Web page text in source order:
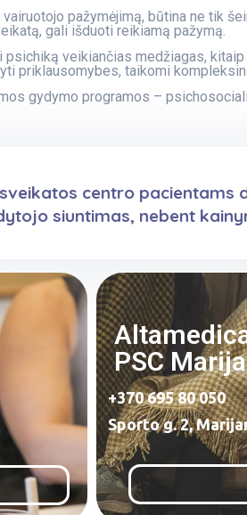
pažymėjimą, būtina ne tik
gali išduoti reikiamą pažymą.
veikiančias medžiagas,
priklausomybes, taikomi
gydymo programos –
centro pacientams
siuntimas, nebent
PSC
+370 695 80 050
Sporto g. 2,